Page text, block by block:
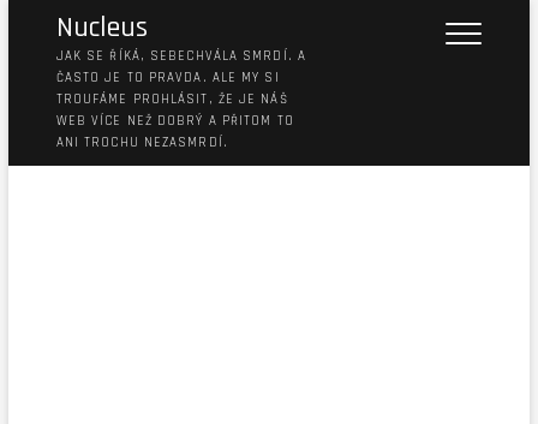
Nucleus
JAK SE ŘÍKÁ, SEBECHVÁLA SMRDÍ. A
ČASTO JE TO PRAVDA. ALE MY SI
TROUFÁME PROHLÁSIT, ŽE JE NÁŠ
WEB VÍCE NEŽ DOBRÝ A PŘITOM TO
ANI TROCHU NEZASMRDÍ.